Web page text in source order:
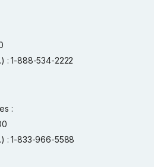
: 1-888-534-2222
:
: 1-833-966-5588